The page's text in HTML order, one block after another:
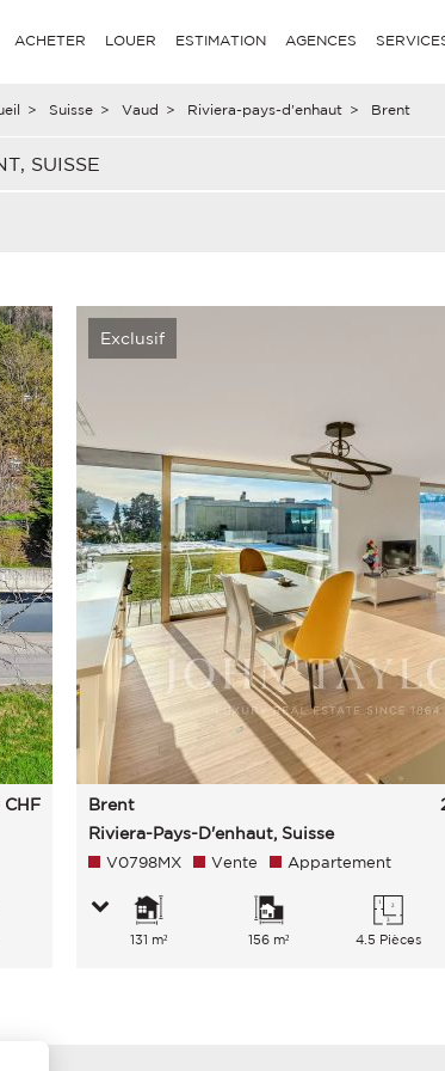
ACHETER LOUER ESTIMATION AGENCES
> Suisse > Vaud > Riviera-pays-d'enhaut > Brent
SUISSE
CHF
Exclusif
Brent
Riviera-Pays-D'enhaut, Suisse
V0798MX Vente Appartement
131 m² 156 m² 4.5 Pièces